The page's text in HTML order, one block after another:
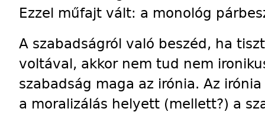
Ezzel műfajt vált: a monológ
A szabadságról való beszéd, ha
voltával, akkor nem tud nem
szabadság maga az irónia. Az
a moralizálás he­lyett (mellett?) a